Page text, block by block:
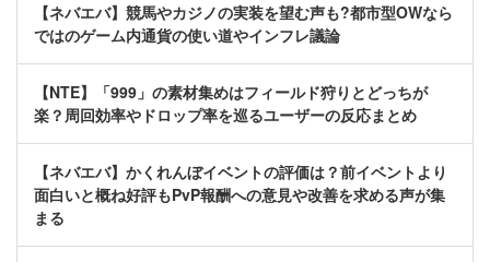
【ネバエバ】競馬やカジノの実装を望む声も?都市型OWなら
ではのゲーム内通貨の使い道やインフレ議論
【NTE】「999」の素材集めはフィールド狩りとどっちが
楽？周回効率やドロップ率を巡るユーザーの反応まとめ
【ネバエバ】かくれんぼイベントの評価は？前イベントより
面白いと概ね好評もPvP報酬への意見や改善を求める声が集
まる